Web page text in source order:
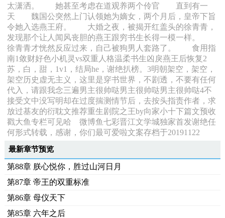
太潇洒。 她甚至考虑在道观养两个伶官 直到有一
天 魏国公突然上门认领她为嫡女，两个月后，皇帝下旨
令她入选燕王府。 大婚之夜，被揭开红盖头的徐青青，
发现那个让人闻风丧胆的燕王跟穷书生长得一模一样。
徐青青才恍然反应过来，自己被狗男人套路了。 食用指
南1敛财好色小机灵vs双重人格温柔书生凶戾燕王后恢复2
苏，白，甜，1v1，结局he，谢绝扒榜。3明朝架空，架空，
架空历史虚无主义，这里是穿书世界，不剧透，不要有任何
代入，请跟我念三遍男主很帅哒男主很帅哒男主很帅哒4不
接受文中没写明却在过度揣测情节后，去按头指责作者，求
放过基友的衍耽文推荐重生剧院之王by向家小十下篇文预收
戳大鱼专栏可见哈 微博鱼七彩晋江文学城独家首发谢绝任
何形式转载，感谢，你们最可爱啦文案存档于20191122
最新章节预览
第88章 朕心悦你，胜过山河日月
第87章 帝王的双重标准
第86章 母仪天下
第85章 六年之后